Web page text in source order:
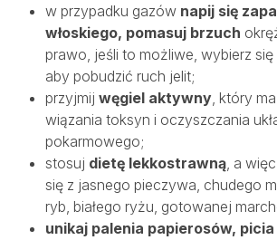
w przypadku gazów napij się
włoskiego, pomasuj brzuch
prawo, jeśli to możliwe, wybierz się
aby pobudzić ruch jelit;
przyjmij węgiel aktywny, który
wiązania toksyn i oczyszczania
pokarmowego;
stosuj dietę lekkostrawną, a
się z jasnego pieczywa, chudego
ryb, białego ryżu, gotowanej
unikaj palenia papierosów,